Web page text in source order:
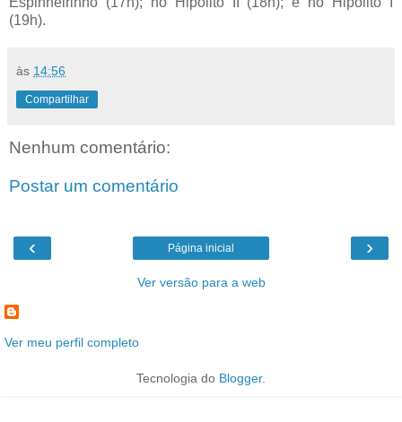
(19h).
às 14:56
Compartilhar
Nenhum comentário:
Postar um comentário
‹ ›
Página inicial
Ver versão para a web
Ver meu perfil completo
Tecnologia do Blogger.